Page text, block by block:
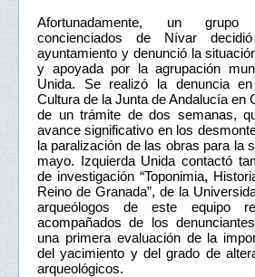
Afortunadamente, un
concienciados de Nívar
ayuntamiento y denunció la
y apoyada por la agrupación
Unida. Se realizó la denuncia
Cultura de la Junta de Andalucía en
de un trámite de dos semanas,
avance significativo en los
la paralización de las obras para la
mayo. Izquierda Unida contactó
de investigación “Toponimia,
Reino de Granada”, de la
arqueólogos de este equipo
acompañados de los
una primera evaluación de la
del yacimiento y del grado de
arqueológicos.